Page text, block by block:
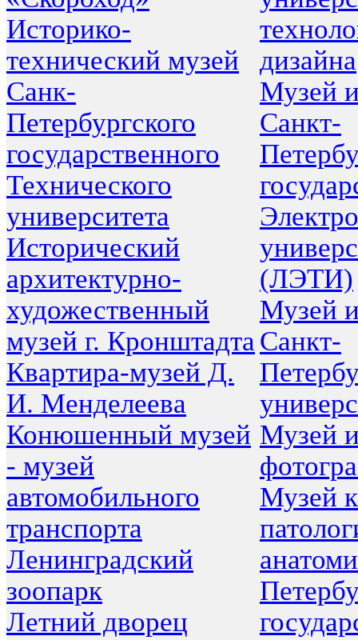
Историко-
технический музей
Санк-
Петербургского
государственного
Технического
университета
Исторический
архитектурно-
художественный
музей г. Кронштадта
Квартира-музей Д.
И. Менделеева
Конюшенный музей
- музей
автомобильного
транспорта
Ленинградский
зоопарк
Летний дворец
дизайна
Музей
Санкт-
(ЛЭТИ)
Музей
Санкт-
Музей
Музей